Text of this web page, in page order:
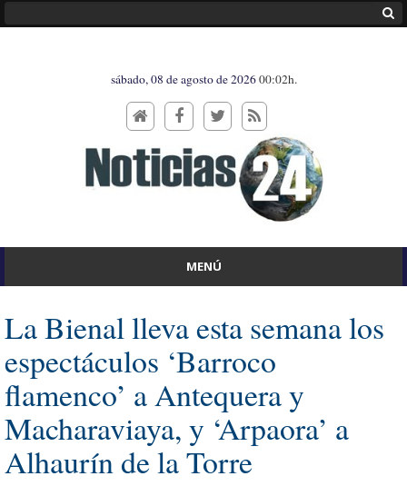
sábado, 08 de agosto de 202600:02h.
MENÚ
La Bienal lleva esta semana los
espectáculos ‘Barroco
flamenco’ a Antequera y
Macharaviaya, y ‘Arpaora’ a
Alhaurín de la Torre